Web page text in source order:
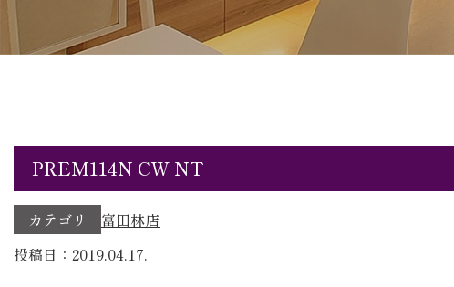
PREM114N CW NT
カテゴリ
富田林店
投稿日：2019.04.17.